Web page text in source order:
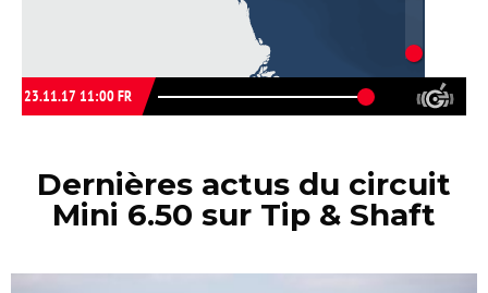
Dernières actus du circuit
Mini 6.50 sur Tip & Shaft